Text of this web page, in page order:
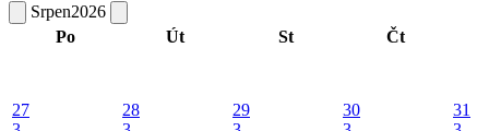
Srpen2026
Po
Út St Čt
27
28
29
30
31